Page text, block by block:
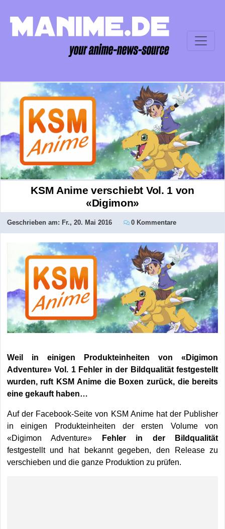
KSM Anime verschiebt Vol. 1 von
«Digimon»
Geschrieben am: Fr., 20. Mai 2016 0 Kommentare
Weil in einigen Produkteinheiten von «Digimon
Adventure» Vol. 1 Fehler in der Bildqualität festgestellt
wurden, ruft KSM Anime die Boxen zurück, die bereits
eine gekauft haben…
Auf der Facebook-Seite von KSM Anime hat der Publisher
in einigen Produkteinheiten der ersten Volume von
«Digimon Adventure»
Fehler in der Bildqualität
festgestellt und hat bekannt gegeben, den Release zu
verschieben und die ganze Produktion zu prüfen.